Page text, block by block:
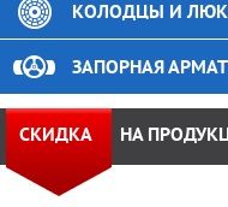
КОЛОДЦЫ И
ЗАПОРНАЯ
СКИДКА НА